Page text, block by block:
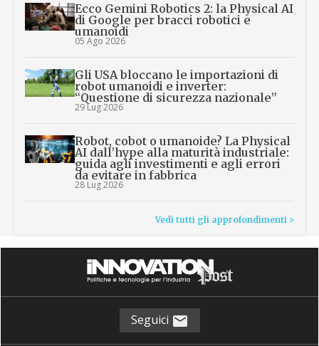
Ecco Gemini Robotics 2: la Physical AI
di Google per bracci robotici e
umanoidi
05 Ago 2026
Gli USA bloccano le importazioni di
robot umanoidi e inverter:
“Questione di sicurezza nazionale”
29 Lug 2026
Robot, cobot o umanoide? La Physical
AI dall’hype alla maturità industriale:
guida agli investimenti e agli errori
da evitare in fabbrica
28 Lug 2026
Vedi tutti gli approfondimenti >
Seguici